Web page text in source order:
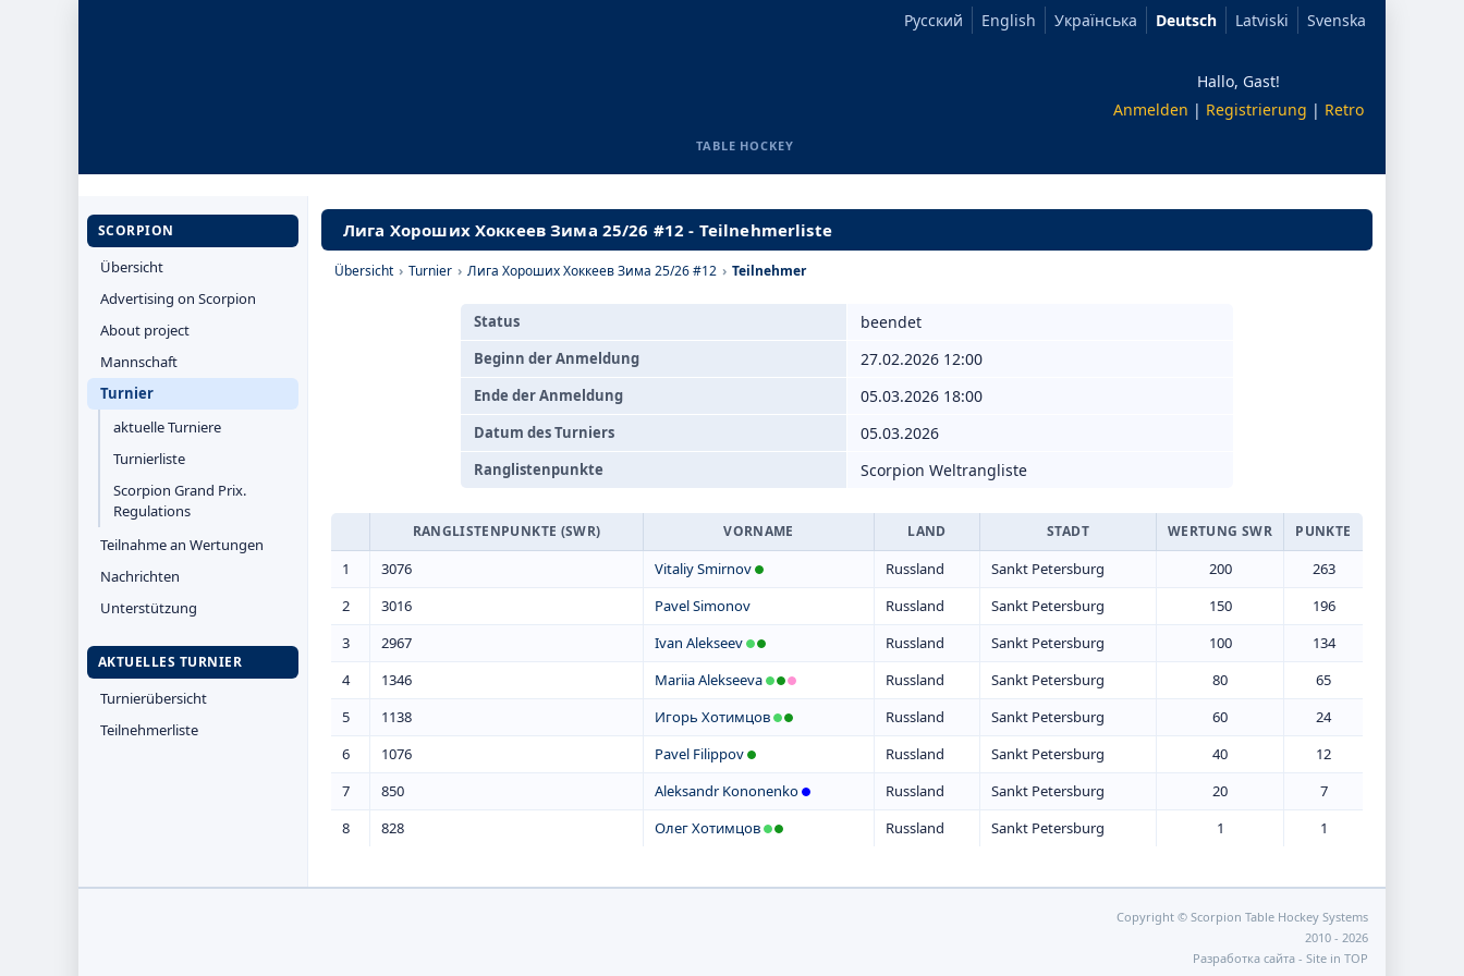
Русский English Українська Deutsch Latviski Svenska
Hallo, Gast!
Anmelden | Registrierung | Retro
TABLE HOCKEY
SCORPION
Übersicht
Advertising on Scorpion
About project
Mannschaft
Turnier
aktuelle Turniere
Turnierliste
Scorpion Grand Prix.
Regulations
Teilnahme an Wertungen
Nachrichten
Unterstützung
AKTUELLES TURNIER
Turnierübersicht
Teilnehmerliste
Лига Хороших Хоккеев Зима 25/26 #12 - Teilnehmerliste
Übersicht › Turnier › Лига Хороших Хоккеев Зима 25/26 #12 › Teilnehmer
Status beendet
Beginn der Anmeldung 27.02.2026 12:00
Ende der Anmeldung 05.03.2026 18:00
Datum des Turniers 05.03.2026
Ranglistenpunkte Scorpion Weltrangliste
RANGLISTENPUNKTE (SWR) VORNAME LAND STADT WERTUNG SWR PUNKTE
1 3076 Vitaliy Smirnov Russland Sankt Petersburg 200
263
2
3016 Pavel Simonov Russland Sankt Petersburg 150
196
3
2967 Ivan Alekseev Russland Sankt Petersburg 100
134
4
1346 Mariia Alekseeva Russland Sankt Petersburg 80
65
5
1138 Игорь Хотимцов Russland Sankt Petersburg 60
24
6
1076 Pavel Filippov Russland Sankt Petersburg 40
12
7
850 Aleksandr Kononenko Russland Sankt Petersburg 20
7
8
828 Олег Хотимцов Russland Sankt Petersburg 1 1
Copyright © Scorpion Table Hockey Systems
2010 - 2026
Разработка сайта - Site in TOP